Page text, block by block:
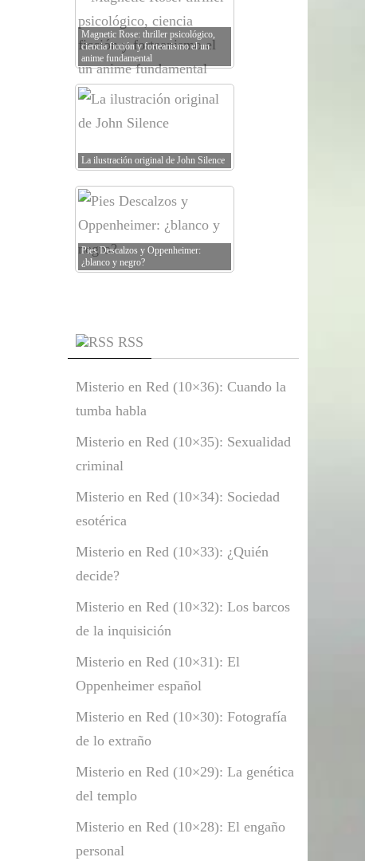
Magnetic Rose: thriller psicológico,
ciencia ficción y forteanismo el un
anime fundamental
La ilustración original de John Silence
Pies Descalzos y Oppenheimer:
¿blanco y negro?
RSS
Misterio en Red (10×36): Cuando la
tumba habla
Misterio en Red (10×35): Sexualidad
criminal
Misterio en Red (10×34): Sociedad
esotérica
Misterio en Red (10×33): ¿Quién
decide?
Misterio en Red (10×32): Los barcos
de la inquisición
Misterio en Red (10×31): El
Oppenheimer español
Misterio en Red (10×30): Fotografía
de lo extraño
Misterio en Red (10×29): La genética
del templo
Misterio en Red (10×28): El engaño
personal